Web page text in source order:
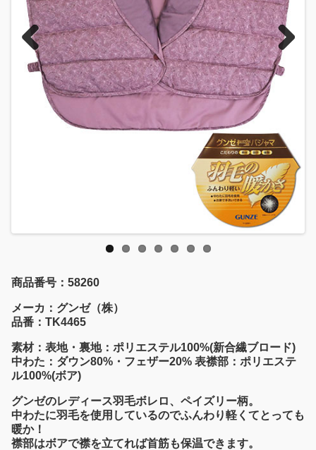
Previous Next
商品番号：58260
メーカ：グンゼ（株）
品番：TK4465
素材：表地・裏地：ポリエステル100%(新合繊ブロード)
中わた：ダウン80%・フェザー20% 表襟部：ポリエステ
ル100%(ボア)
グンゼのレディース羽毛ボレロ、ペイズリー柄。
中わたに羽毛を使用しているのでふんわり軽くてとっても
暖か！
襟部はボアで襟を立てれば首筋も保温できます。